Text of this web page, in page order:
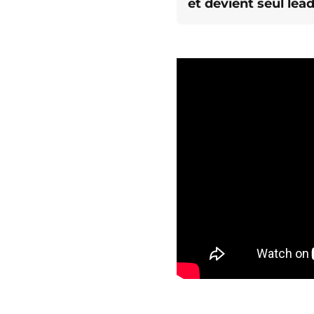
et devient seul